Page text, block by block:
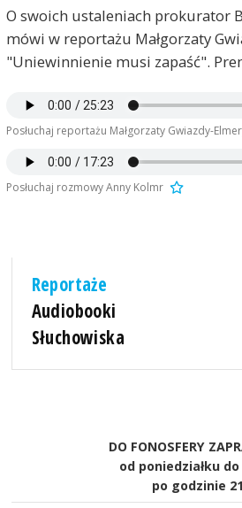
O swoich ustaleniach prokurator
mówi w reportażu Małgorzaty
"Uniewinnienie musi zapaść".
Posłuchaj reportażu Małgorzaty Gwiazdy-
Posłuchaj rozmowy Anny Kolmr
Reportaże
Audiobooki
Słuchowiska
DO FONOSFERY
od poniedziałku
po godzinie 21